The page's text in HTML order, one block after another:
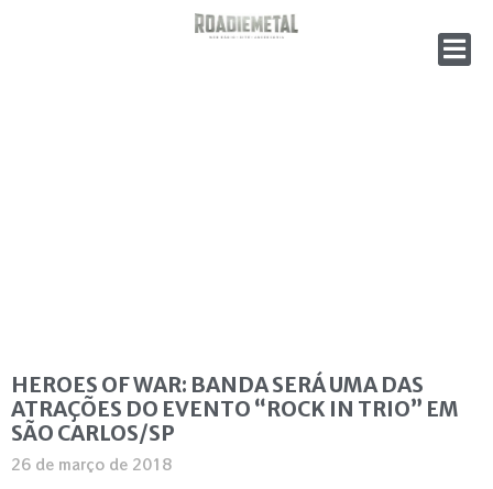
HEROES OF WAR: BANDA SERÁ UMA DAS
ATRAÇÕES DO EVENTO “ROCK IN TRIO” EM
SÃO CARLOS/SP
26 de março de 2018